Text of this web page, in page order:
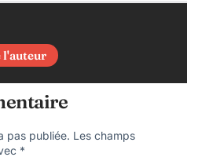
l'auteur
pas publiée. Les champs
*